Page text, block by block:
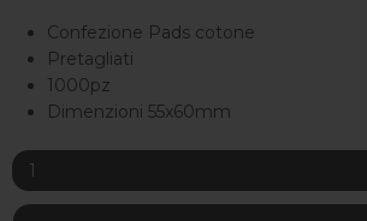
Confezione Pads cotone
Pretagliati
1000pz
Dimenzioni 55x60mm